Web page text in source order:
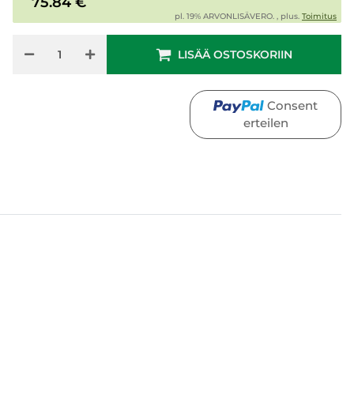
pl. 19% ARVONLISÄVERO. , plus. Toimitus
LISÄÄ OSTOSKORIIN
Consent
erteilen